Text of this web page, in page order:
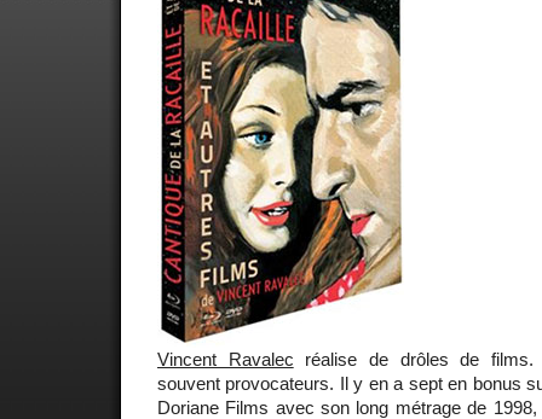
Vincent Ravalec réalise de drôles de films.
souvent provocateurs. Il y en a sept en bonus
Doriane Films avec son long métrage de 1998,